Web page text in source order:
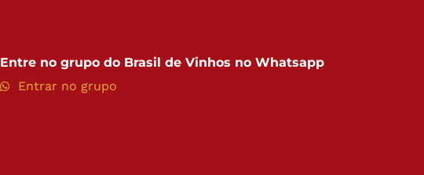
Entre no grupo do Brasil de Vinhos no Whatsapp
Entrar no grupo